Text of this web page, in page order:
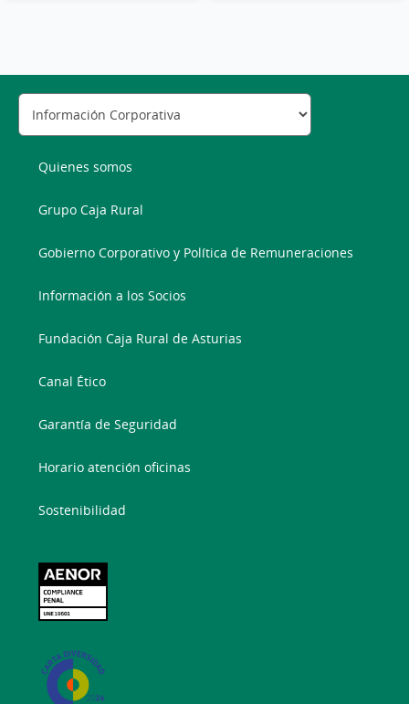
Quienes somos
Grupo Caja Rural
Gobierno Corporativo y Política de Remuneraciones
Información a los Socios
Fundación Caja Rural de Asturias
Canal Ético
Garantía de Seguridad
Horario atención oficinas
Sostenibilidad